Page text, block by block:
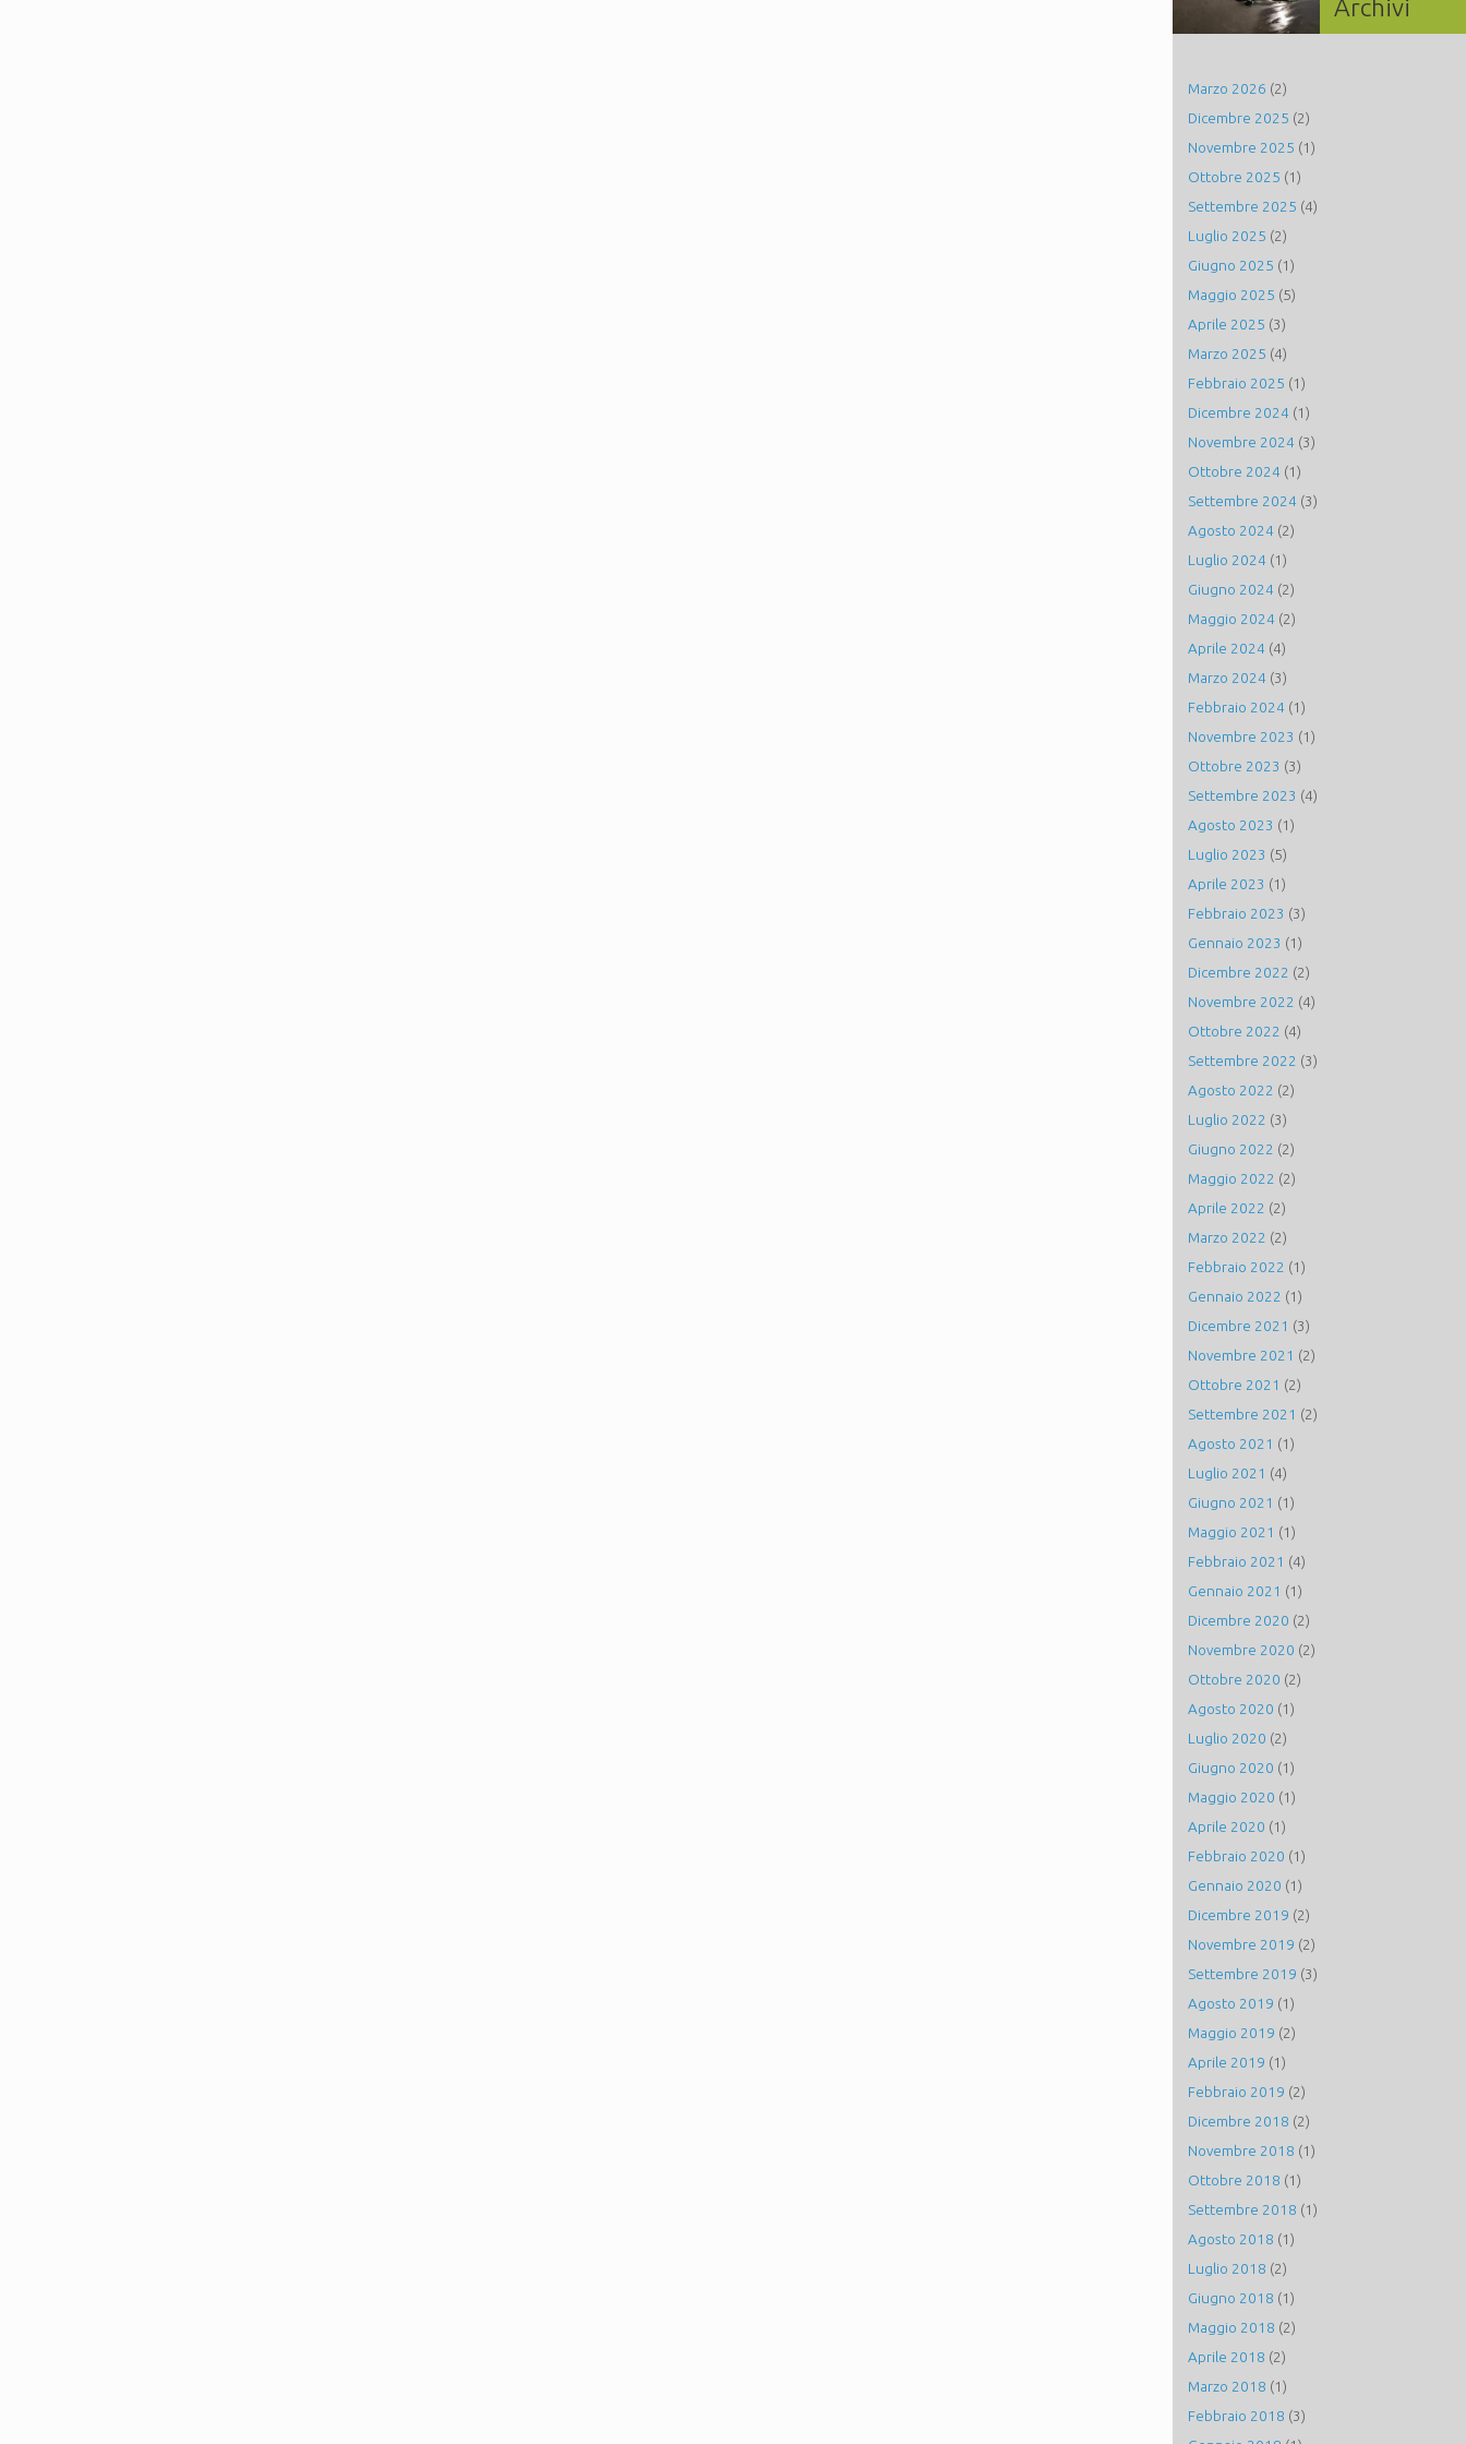
Archivi
Marzo 2026 (2)
Dicembre 2025 (2)
Novembre 2025 (1)
Ottobre 2025 (1)
Settembre 2025 (4)
Luglio 2025 (2)
Giugno 2025 (1)
Maggio 2025 (5)
Aprile 2025 (3)
Marzo 2025 (4)
Febbraio 2025 (1)
Dicembre 2024 (1)
Novembre 2024 (3)
Ottobre 2024 (1)
Settembre 2024 (3)
Agosto 2024 (2)
Luglio 2024 (1)
Giugno 2024 (2)
Maggio 2024 (2)
Aprile 2024 (4)
Marzo 2024 (3)
Febbraio 2024 (1)
Novembre 2023 (1)
Ottobre 2023 (3)
Settembre 2023 (4)
Agosto 2023 (1)
Luglio 2023 (5)
Aprile 2023 (1)
Febbraio 2023 (3)
Gennaio 2023 (1)
Dicembre 2022 (2)
Novembre 2022 (4)
Ottobre 2022 (4)
Settembre 2022 (3)
Agosto 2022 (2)
Luglio 2022 (3)
Giugno 2022 (2)
Maggio 2022 (2)
Aprile 2022 (2)
Marzo 2022 (2)
Febbraio 2022 (1)
Gennaio 2022 (1)
Dicembre 2021 (3)
Novembre 2021 (2)
Ottobre 2021 (2)
Settembre 2021 (2)
Agosto 2021 (1)
Luglio 2021 (4)
Giugno 2021 (1)
Maggio 2021 (1)
Febbraio 2021 (4)
Gennaio 2021 (1)
Dicembre 2020 (2)
Novembre 2020 (2)
Ottobre 2020 (2)
Agosto 2020 (1)
Luglio 2020 (2)
Giugno 2020 (1)
Maggio 2020 (1)
Aprile 2020 (1)
Febbraio 2020 (1)
Gennaio 2020 (1)
Dicembre 2019 (2)
Novembre 2019 (2)
Settembre 2019 (3)
Agosto 2019 (1)
Maggio 2019 (2)
Aprile 2019 (1)
Febbraio 2019 (2)
Dicembre 2018 (2)
Novembre 2018 (1)
Ottobre 2018 (1)
Settembre 2018 (1)
Agosto 2018 (1)
Luglio 2018 (2)
Giugno 2018 (1)
Maggio 2018 (2)
Aprile 2018 (2)
Marzo 2018 (1)
Febbraio 2018 (3)